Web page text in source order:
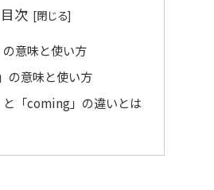
目次
意味と使い方
の意味と使い方
と「coming」の違いとは